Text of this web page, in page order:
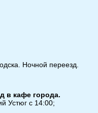
Ночной переезд.
в кафе города.
Устюг с 14:00;